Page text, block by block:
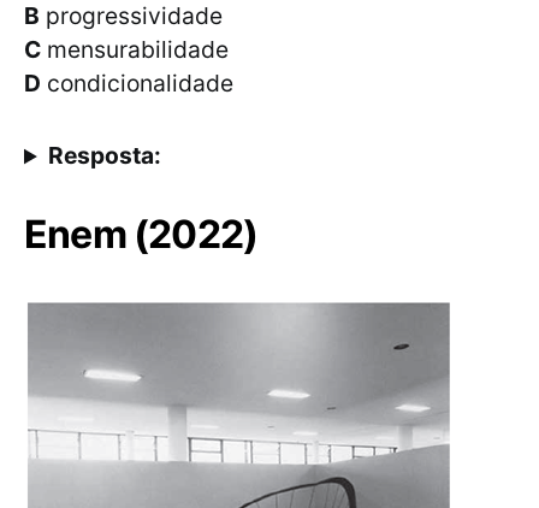
B progressividade
C mensurabilidade
D condicionalidade
Resposta:
Enem (2022)